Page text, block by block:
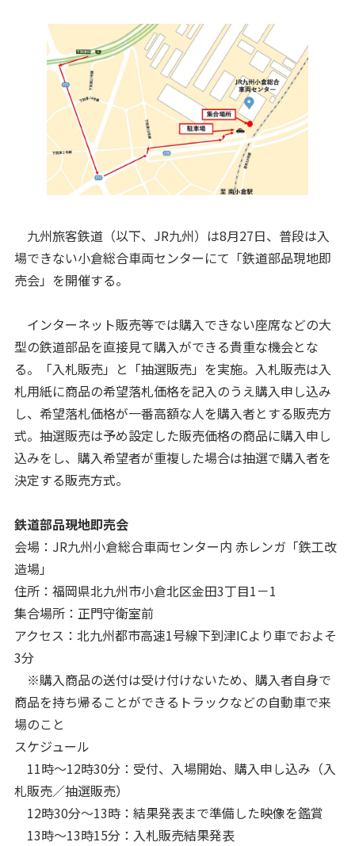
九州旅客鉄道（以下、JR九州）は8月27日、普段は入
場できない小倉総合車両センターにて「鉄道部品現地即
売会」を開催する。
インターネット販売等では購入できない座席などの大
型の鉄道部品を直接見て購入ができる貴重な機会とな
る。「入札販売」と「抽選販売」を実施。入札販売は入
札用紙に商品の希望落札価格を記入のうえ購入申し込み
し、希望落札価格が一番高額な人を購入者とする販売方
式。抽選販売は予め設定した販売価格の商品に購入申し
込みをし、購入希望者が重複した場合は抽選で購入者を
決定する販売方式。
鉄道部品現地即売会
会場：JR九州小倉総合車両センター内 赤レンガ「鉄工改
造場」
住所：福岡県北九州市小倉北区金田3丁目1－1
集合場所：正門守衛室前
アクセス：北九州都市高速1号線下到津ICより車でおよそ
3分
※購入商品の送付は受け付けないため、購入者自身で
商品を持ち帰ることができるトラックなどの自動車で来
場のこと
スケジュール
11時～12時30分：受付、入場開始、購入申し込み（入
札販売／抽選販売）
12時30分～13時：結果発表まで準備した映像を鑑賞
13時～13時15分：入札販売結果発表